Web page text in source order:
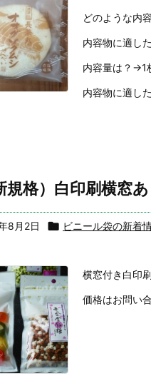
どのような内
内容物に適し
内容量は？→1
内容物に適し
規格）白印刷横窓
8月2日  ビニール袋の新着
横窓付き白印
価格はお問い